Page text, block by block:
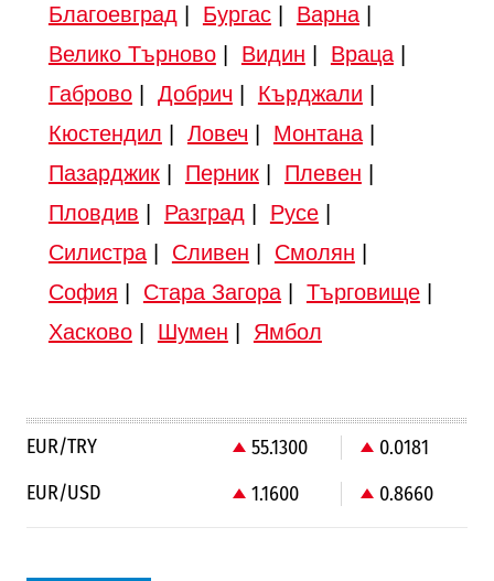
Благоевград Бургас| Варна|
Велико Търново| Видин Враца|
Габрово| Добрич Кърджали
Кюстендил
Ловеч Монтана|
Пазарджик| Перник| Плевен
Пловдив
Разград Русе|
Силистра| Сливен Смолян
София
Стара Загора| Търговище|
Хасково| Шумен Ямбол
EUR/TRY 55.1300
0.0181
EUR/USD
1.1600 0.8660